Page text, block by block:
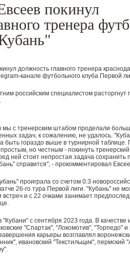
покинул
тренера
должность главного тренера
канале футбольного клуба Первой
российским специалистом
мы с тренерским штабом проделали
задач, к сожалению, не удалось.
быть гораздо выше в турнирной таблице.
но честным - покинуть
ней стоит непростая задача сохранить
справится", - прокомментировал
проиграла со счетом 0:3
26-го тура Первой лиги. "Кубань" не
и с 22 очками занимает
"Кубани" с сентября 2023 года. В качестве
"Спартак", "Локомотив", "Торпедо" и
карьеры возглавлял
ивановский "Текстильщик", пермский